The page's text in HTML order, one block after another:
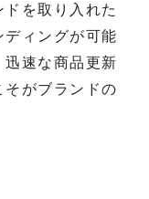
を取り入れた
ィングが可能
迅速な商品更新
そがブランドの